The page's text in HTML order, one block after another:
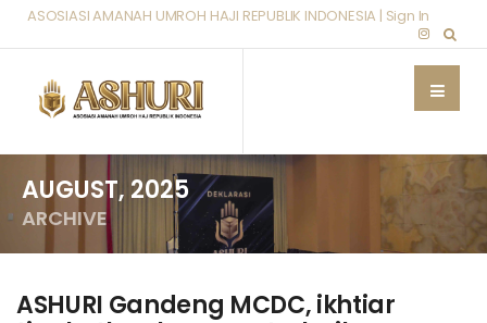
ASOSIASI AMANAH UMROH HAJI REPUBLIK INDONESIA | Sign In
AUGUST, 2025
ARCHIVE
ASHURI Gandeng MCDC, ikhtiar